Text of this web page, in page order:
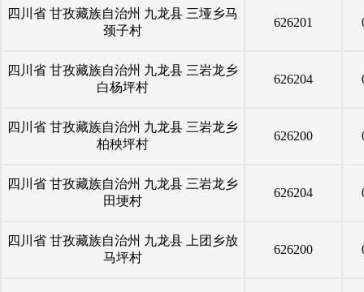
四川省 甘孜藏族自治州 九龙县 三垭乡马
颈子村
626201
四川省 甘孜藏族自治州 九龙县 三岩龙乡
白杨坪村
626204
四川省 甘孜藏族自治州 九龙县 三岩龙乡
柏秧坪村
626200
四川省 甘孜藏族自治州 九龙县 三岩龙乡
田埂村
626204
四川省 甘孜藏族自治州 九龙县 上团乡放
马坪村
626200